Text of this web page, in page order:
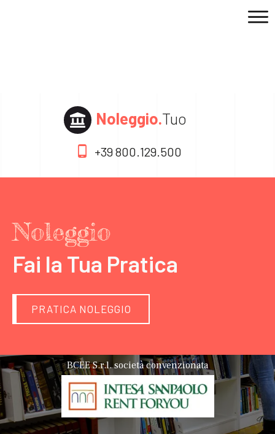
Noleggio.Tuo
+39 800.129.500
Noleggio
Fai la Tua Pratica
PRATICA NOLEGGIO
BCEE S.r.l. società convenzionata